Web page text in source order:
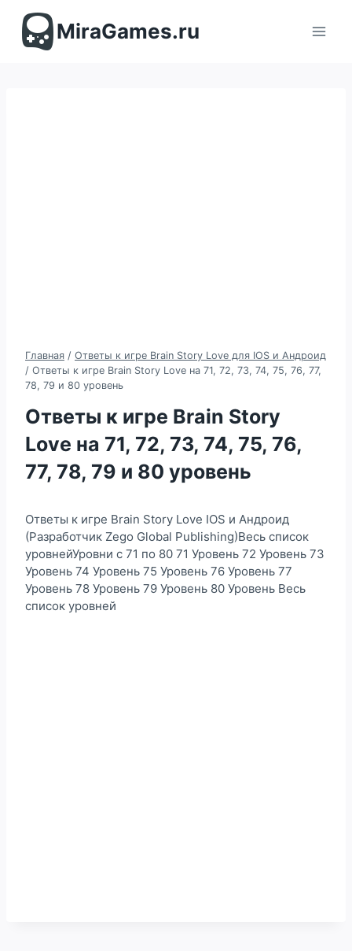
содержимомуMiraGames.ru
Главная / Ответы к игре Brain Story Love для IOS и Андроид
/ Ответы к игре Brain Story Love на 71, 72, 73, 74, 75, 76, 77,
78, 79 и 80 уровень
Ответы к игре Brain Story
Love на 71, 72, 73, 74, 75, 76,
77, 78, 79 и 80 уровень
Ответы к игре Brain Story Love IOS и Андроид
(Разработчик Zego Global Publishing)Весь список
уровнейУровни с 71 по 80 71 Уровень 72 Уровень 73
Уровень 74 Уровень 75 Уровень 76 Уровень 77
Уровень 78 Уровень 79 Уровень 80 Уровень Весь
список уровней